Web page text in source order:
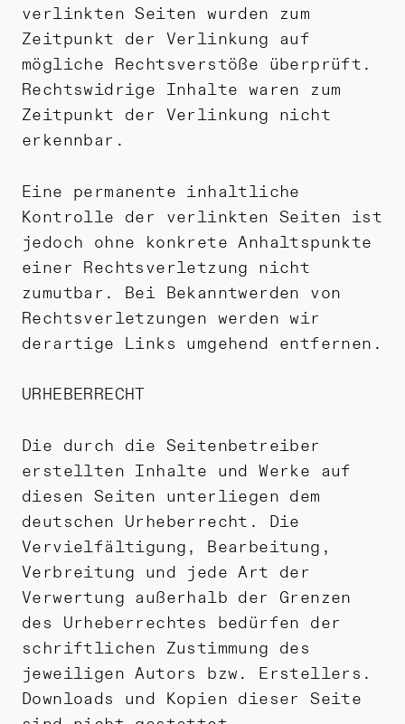
verlinkten Seiten wurden zum
Zeitpunkt der Verlinkung auf
mögliche Rechtsverstöße überprüft.
Rechtswidrige Inhalte waren zum
Zeitpunkt der Verlinkung nicht
erkennbar.
Eine permanente inhaltliche
Kontrolle der verlinkten Seiten ist
jedoch ohne konkrete Anhaltspunkte
einer Rechtsverletzung nicht
zumutbar. Bei Bekanntwerden von
Rechtsverletzungen werden wir
derartige Links umgehend entfernen.
URHEBERRECHT
Die durch die Seitenbetreiber
erstellten Inhalte und Werke auf
diesen Seiten unterliegen dem
deutschen Urheberrecht. Die
Vervielfältigung, Bearbeitung,
Verbreitung und jede Art der
Verwertung außerhalb der Grenzen
des Urheberrechtes bedürfen der
schriftlichen Zustimmung des
jeweiligen Autors bzw. Erstellers.
Downloads und Kopien dieser Seite